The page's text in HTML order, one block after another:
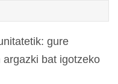
gure
bat igotzeko